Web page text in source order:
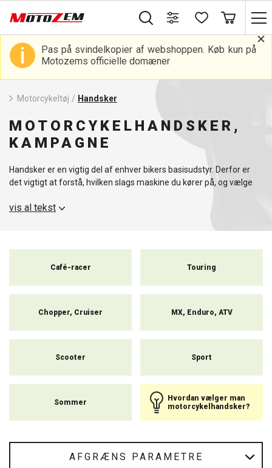
Pas på svindelkopier af webshoppen. Køb kun på
Motozems officielle domæner
Motorcykeltøj / Handsker
MOTORCYKELHANDSKER,
KAMPAGNE
Handsker er en vigtig del af enhver bikers basisudstyr. Derfor er
det vigtigt at forstå, hvilken slags maskine du kører på, og vælge
chopper, motocross, touring eller sportscykler, fingerløse eller
mod dårlige vejrforhold, fald, ulykker, hudafskrabninger eller
vis al tekst
Café-racer Touring
Chopper, Cruiser MX, Enduro, ATV
Scooter Sport
Sommer
Hvordan vælger man
motorcykelhandsker?
AFGRÆNS PARAMETRE